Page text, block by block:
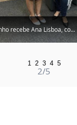
recebe Ana Lisboa, co...
1 2 3 4 5
2/5